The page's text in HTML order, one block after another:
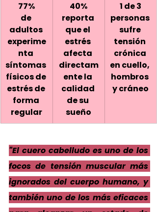
77%
de
adultos
experime
nta
síntomas
físicos de
estrés de
forma
regular
40%
reporta
que el
estrés
afecta
directam
ente la
calidad
de su
sueño
1 de 3
personas
sufre
tensión
crónica
en cuello,
hombros
y cráneo
"El cuero cabelludo es uno de los
focos de tensión muscular más
ignorados del cuerpo humano, y
también uno de los más eficaces